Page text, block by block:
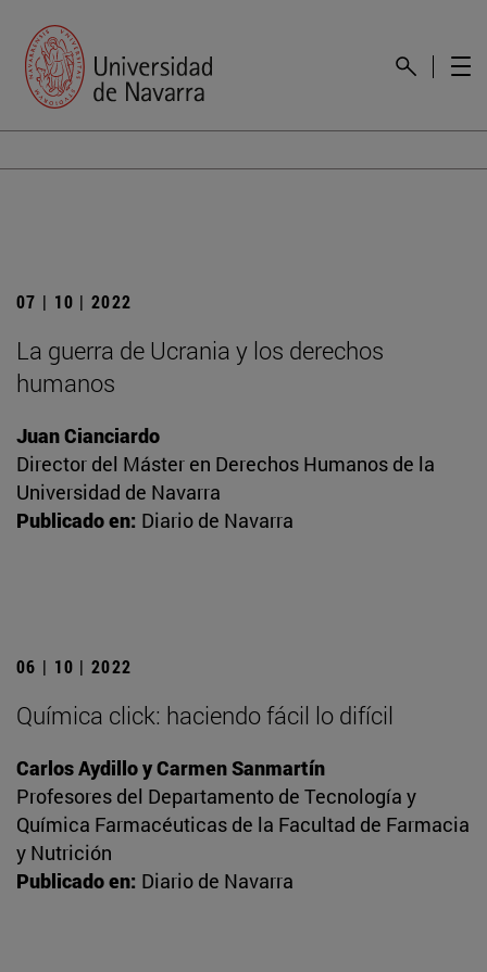
07 | 10 | 2022
La guerra de Ucrania y los derechos
humanos
Juan Cianciardo
Director del Máster en Derechos Humanos de la
Universidad de Navarra
Publicado en: Diario de Navarra
06 | 10 | 2022
Química click: haciendo fácil lo difícil
Carlos Aydillo y Carmen Sanmartín
Profesores del Departamento de Tecnología y
Química Farmacéuticas de la Facultad de Farmacia
y Nutrición
Publicado en: Diario de Navarra